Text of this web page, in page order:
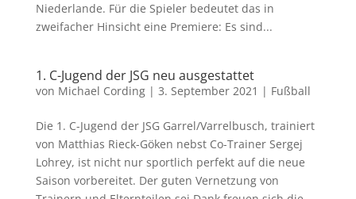
Niederlande. Für die Spieler bedeutet das in
zweifacher Hinsicht eine Premiere: Es sind...
1. C-Jugend der JSG neu ausgestattet
von Michael Cording| 3. September 2021 | Fußball
Die 1. C-Jugend der JSG Garrel/Varrelbusch, trainiert
von Matthias Rieck-Göken nebst Co-Trainer Sergej
Lohrey, ist nicht nur sportlich perfekt auf die neue
Saison vorbereitet. Der guten Vernetzung von